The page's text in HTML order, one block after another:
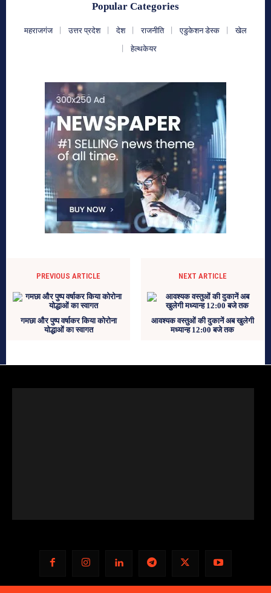
Popular Categories
महराजगंज उत्तर प्रदेश देश राजनीति एडुकेशन डेस्क
खेल
हेल्थकेयर
PREVIOUS ARTICLE
गमछा और पुष्प वर्षाकर किया कोरोना
योद्धाओं का स्वागत
NEXT ARTICLE
आवश्यक वस्तुओं की दुकानें अब खुलेगी
मध्यान्ह 12:00 बजे तक